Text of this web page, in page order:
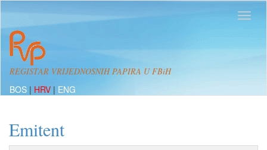
REGISTAR VRIJEDNOSNIH PAPIRA U FBiH
BOS | HRV | ENG
Emitent